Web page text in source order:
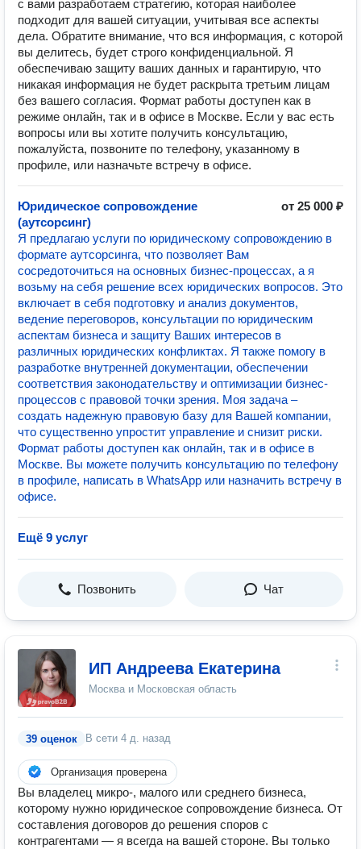
с вами разработаем стратегию, которая наиболее
подходит для вашей ситуации, учитывая все аспекты
дела. Обратите внимание, что вся информация, с которой
вы делитесь, будет строго конфиденциальной. Я
обеспечиваю защиту ваших данных и гарантирую, что
никакая информация не будет раскрыта третьим лицам
без вашего согласия. Формат работы доступен как в
режиме онлайн, так и в офисе в Москве. Если у вас есть
вопросы или вы хотите получить консультацию,
пожалуйста, позвоните по телефону, указанному в
профиле, или назначьте встречу в офисе.
Юридическое сопровождение
(аутсорсинг)
от 25 000 ₽
Я предлагаю услуги по юридическому сопровождению в
формате аутсорсинга, что позволяет Вам
сосредоточиться на основных бизнес-процессах, а я
возьму на себя решение всех юридических вопросов. Это
включает в себя подготовку и анализ документов,
ведение переговоров, консультации по юридическим
аспектам бизнеса и защиту Ваших интересов в
различных юридических конфликтах. Я также помогу в
разработке внутренней документации, обеспечении
соответствия законодательству и оптимизации бизнес-
процессов с правовой точки зрения. Моя задача –
создать надежную правовую базу для Вашей компании,
что существенно упростит управление и снизит риски.
Формат работы доступен как онлайн, так и в офисе в
Москве. Вы можете получить консультацию по телефону
в профиле, написать в WhatsApp или назначить встречу в
офисе.
Ещё 9 услуг
Позвонить Чат
ИП Андреева Екатерина
Москва и Московская область
39 оценок В сети 4 д. назад
Организация проверена
Вы владелец микро-, малого или среднего бизнеса,
которому нужно юридическое сопровождение бизнеса. От
составления договоров до решения споров с
контрагентами — я всегда на вашей стороне. Вы только